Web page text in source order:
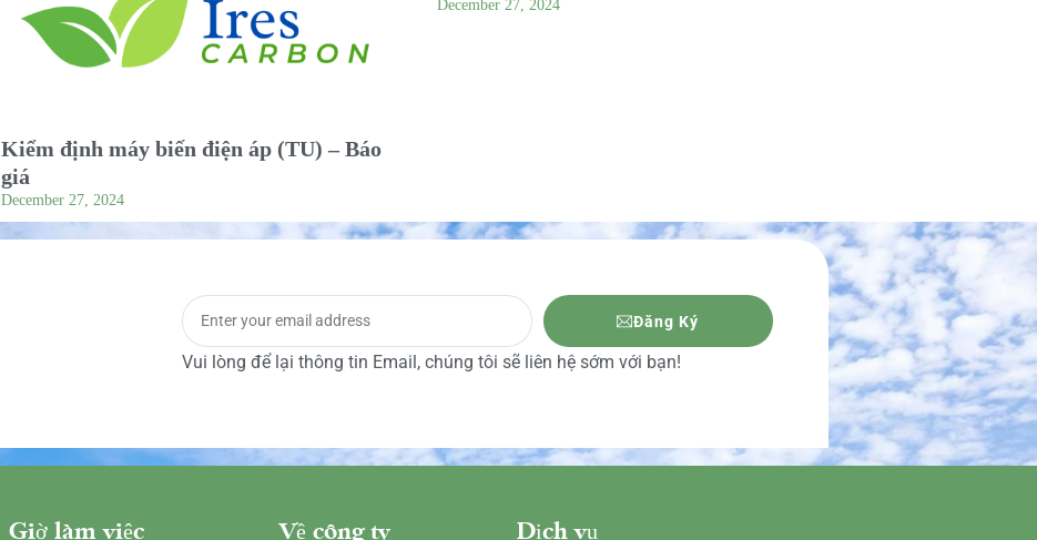
Kiểm định máy biến điện áp (TU) – Báo
giá
December 27, 2024
December 27, 2024
Đăng Ký
Vui lòng để lại thông tin Email, chúng tôi sẽ liên hệ sớm với bạn!
Giờ làm việc Về công ty Dịch vụ